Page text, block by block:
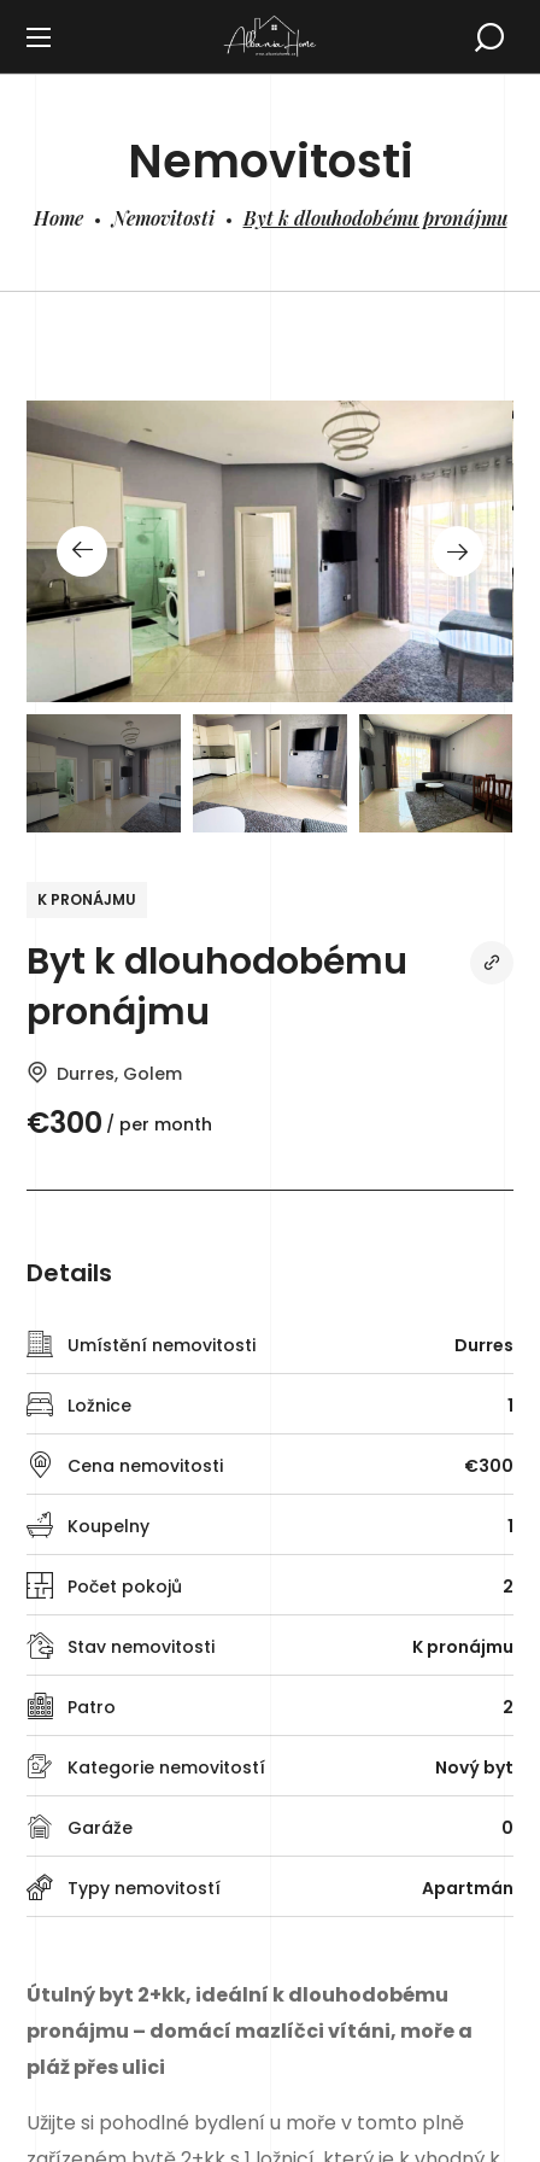
Nemovitosti
Home Nemovitosti Byt k dlouhodobému pronájmu
K PRONÁJMU
Byt k dlouhodobému
pronájmu
Durres, Golem
€300 / per month
Details
Umístění nemovitosti Durres
Ložnice 1
Cena nemovitosti €300
Koupelny 1
Počet pokojů 2
Stav nemovitosti K pronájmu
Patro 2
Kategorie nemovitostí Nový byt
Garáže 0
Typy nemovitostí Apartmán
Útulný byt 2+kk, ideální k dlouhodobému
pronájmu – domácí mazlíčci vítáni, moře a
pláž přes ulici
Užijte si pohodlné bydlení u moře v tomto plně